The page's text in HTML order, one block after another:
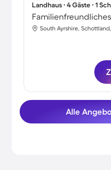
Landhaus ∙ 4 Gäste ∙ 1
Alle